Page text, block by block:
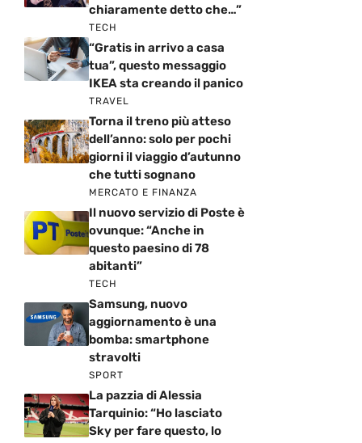
chiaramente detto che…”
TECH
“Gratis in arrivo a casa
tua”, questo messaggio
IKEA sta creando il panico
TRAVEL
Torna il treno più atteso
dell’anno: solo per pochi
giorni il viaggio d’autunno
che tutti sognano
MERCATO E FINANZA
Il nuovo servizio di Poste è
ovunque: “Anche in
questo paesino di 78
abitanti”
TECH
Samsung, nuovo
aggiornamento è una
bomba: smartphone
stravolti
SPORT
La pazzia di Alessia
Tarquinio: “Ho lasciato
Sky per fare questo, lo